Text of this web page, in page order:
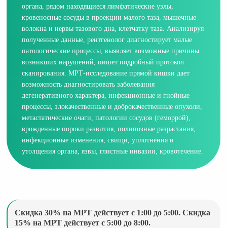
органа, рядом находящиеся лимфатические узлы,
кровеносные сосуды в проекции малого таза, мышечные
волокна и нервы тазового дна, клетчатку таза. Анализируя
полученные данные, рентгенолог диагностирует малые
патологические процессы, выявляет возможные причины
возникших нарушений, пишет подробный протокол
сканирования. МРТ-исследование прямой кишки дает
возможность диагностировать заболевания
дегенеративного характера, инфекционные и гнойные
процессы, злокачественные и доброкачественные опухоли,
метастатические очаги, патологии сосудов (геморрой),
врожденные пороки развития, полипозные разрастания,
инфекционные изменения, свищи, уплотнения и
утолщения органа, язвы, глистные инвазии, кровотечение.
Скидка 30% на МРТ действует с 1:00 до 5:00. Скидка
15% на МРТ действует с 5:00 до 8:00.